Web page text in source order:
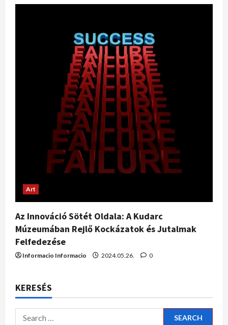
Art
Az Innováció Sötét Oldala: A Kudarc
Múzeumában Rejlő Kockázatok és Jutalmak
Felfedezése
Informacio Informacio 2024.05.26. 0
KERESÉS